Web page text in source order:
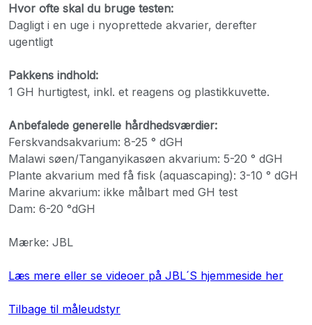
Hvor ofte skal du bruge testen:
Dagligt i en uge i nyoprettede akvarier, derefter
ugentligt
Pakkens indhold:
1 GH hurtigtest, inkl. et reagens og plastikkuvette.
Anbefalede generelle hårdhedsværdier:
Ferskvandsakvarium: 8-25 ° dGH
Malawi søen/Tanganyikasøen akvarium: 5-20 ° dGH
Plante akvarium med få fisk (aquascaping): 3-10 ° dGH
Marine akvarium: ikke målbart med GH test
Dam: 6-20 °dGH
Mærke: JBL
Læs mere eller se videoer på JBL´S hjemmeside her
Tilbage til måleudstyr